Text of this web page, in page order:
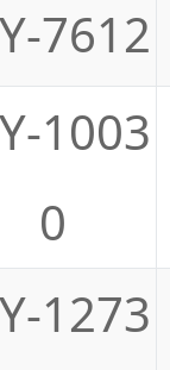
7612
1003
0
1273